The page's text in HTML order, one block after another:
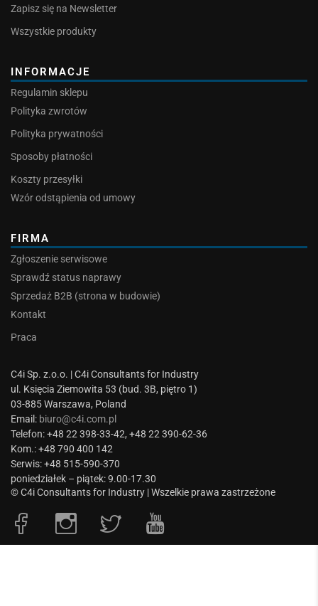
Zapisz się na Newsletter
Wszystkie produkty
INFORMACJE
Regulamin sklepu
Polityka zwrotów
Polityka prywatności
Sposoby płatności
Koszty przesyłki
Wzór odstąpienia od umowy
FIRMA
Zgłoszenie serwisowe
Sprawdź status naprawy
Sprzedaż B2B (strona w budowie)
Kontakt
Praca
C4i Sp. z.o.o. | C4i Consultants for Industry
ul. Księcia Ziemowita 53 (bud. 3B, piętro 1)
03-885 Warszawa, Poland
Email: biuro@c4i.com.pl
Telefon: +48 22 398-33-42, +48 22 390-62-36
Kom.: +48 790 400 142
Serwis: +48 515-590-370
poniedziałek – piątek: 9.00-17.30
© C4i Consultants for Industry | Wszelkie prawa zastrzeżone